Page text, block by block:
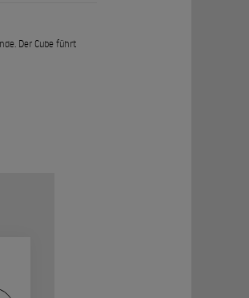
Der Cube führt